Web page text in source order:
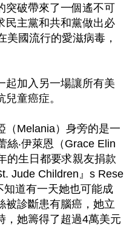
突破帶來了一個遙不可
民主黨和共和黨做出必
美國流行的愛滋病毒，
起加入另一場讓所有美
童癌症。
（Melania）身旁的是一
絲‧伊萊恩（Grace Elin
的生日都要求親友捐款
Jude Children』s Rese
道有一天她也可能成
被診斷患有腦癌，她立
，她籌得了超過4萬美元